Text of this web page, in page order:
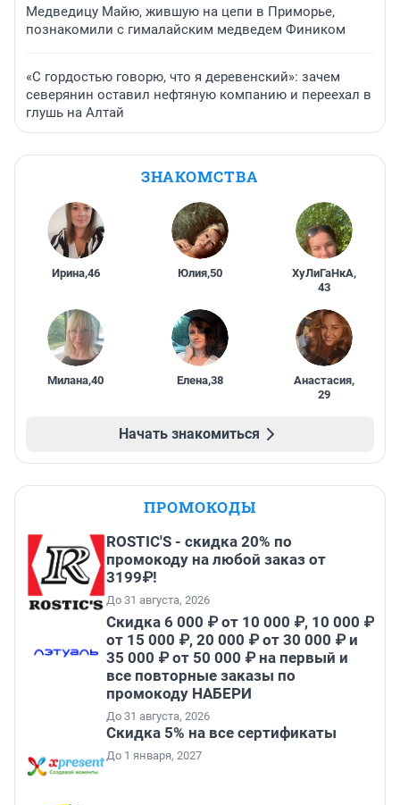
Медведицу Майю, жившую на цепи в Приморье,
познакомили с гималайским медведем Фиником
«С гордостью говорю, что я деревенский»: зачем
северянин оставил нефтяную компанию и переехал в
глушь на Алтай
ЗНАКОМСТВА
Ирина,46 Юлия,50 ХуЛиГаНкА,
43
Милана,40 Елена,38 Анастасия,
29
Начать знакомиться
ПРОМОКОДЫ
ROSTIC'S - скидка 20% по
промокоду на любой заказ от
3199₽!
До 31 августа, 2026
Скидка 6 000 ₽ от 10 000 ₽, 10 000 ₽
от 15 000 ₽, 20 000 ₽ от 30 000 ₽ и
35 000 ₽ от 50 000 ₽ на первый и
все повторные заказы по
промокоду НАБЕРИ
До 31 августа, 2026
Скидка 5% на все сертификаты
До 1 января, 2027